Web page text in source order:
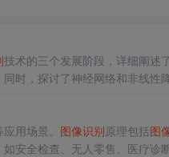
技术的三个发展阶段，详细阐述
时，探讨了神经网络和非线性
应用场景。 图像识别原理包括图
如安全检查、无人零售、医疗诊